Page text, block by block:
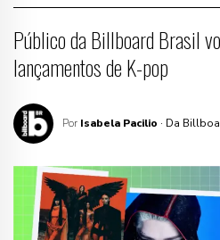
Público da Billboard Brasil
lançamentos de K-pop
Por Isabela Pacilio · Da